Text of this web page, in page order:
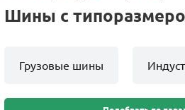
Шины с
Грузовые шины